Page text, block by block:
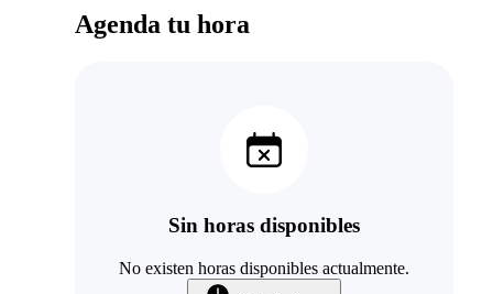
Agenda tu hora
Sin horas disponibles
No existen horas disponibles actualmente.